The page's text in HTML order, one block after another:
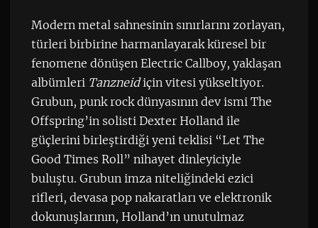
Modern metal sahnesinin sınırlarını zorlayan,
türleri birbirine harmanlayarak küresel bir
fenomene dönüşen Electric Callboy, yaklaşan
albümleri Tanzneidiçin vitesi yükseltiyor.
Grubun, punk rock dünyasının dev ismi The
Offspring’in solisti Dexter Holland ile
güçlerini birleştirdiği yeni teklisi “Let The
Good Times Roll” nihayet dinleyiciyle
buluştu. Grubun imza niteliğindeki ezici
rifleri, devasa pop nakaratları ve elektronik
dokunuşlarının, Holland’ın unutulmaz